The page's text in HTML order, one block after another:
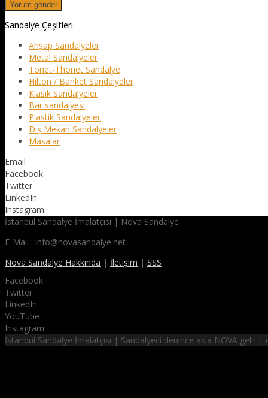
Sandalye Çeşitleri
Ahşap Sandalyeler
Metal Sandalyeler
Tonet-Thonet Sandalye
Hilton / Banket Sandalyeler
Klasik Sandalyeler
Bar sandalyesi
Plastik Sandalyeler
Dış Mekan Sandalyeler
Masalar
Email
Facebook
Twitter
LinkedIn
Instagram
İstanbul Sandalye İmalatçısı | Nova Sandalye
E-Mail : info@novasandalye.net
Nova Sandalye Hakkında | İletişim | SSS
Facebook
Twitter
LinkedIn
YouTube
Instagram
İstanbul Sandalye İmalatçısı | Sandalyeci denince akla NOVA gelir